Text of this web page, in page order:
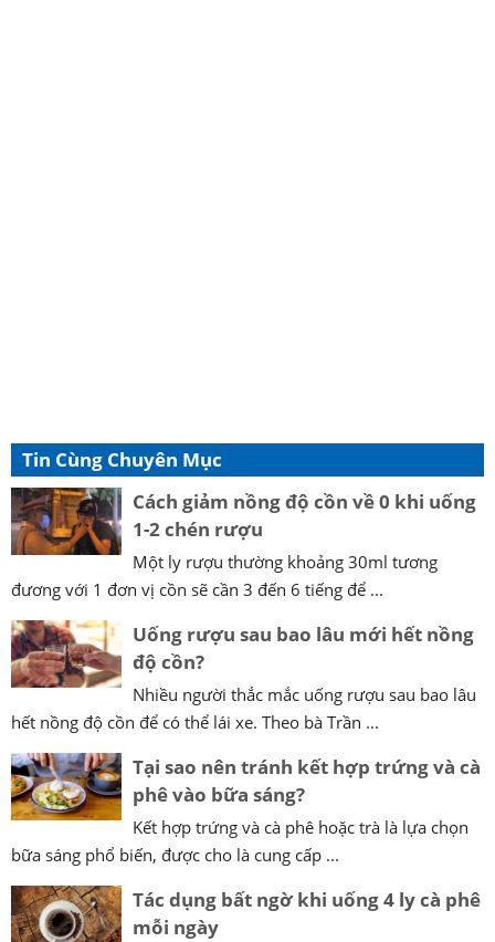
Tin Cùng Chuyên Mục
Cách giảm nồng độ cồn về 0 khi uống
1-2 chén rượu
Một ly rượu thường khoảng 30ml tương
đương với 1 đơn vị cồn sẽ cần 3 đến 6 tiếng để ...
Uống rượu sau bao lâu mới hết nồng
độ cồn?
Nhiều người thắc mắc uống rượu sau bao lâu
hết nồng độ cồn để có thể lái xe. Theo bà Trần ...
Tại sao nên tránh kết hợp trứng và cà
phê vào bữa sáng?
Kết hợp trứng và cà phê hoặc trà là lựa chọn
bữa sáng phổ biến, được cho là cung cấp ...
Tác dụng bất ngờ khi uống 4 ly cà phê
mỗi ngày